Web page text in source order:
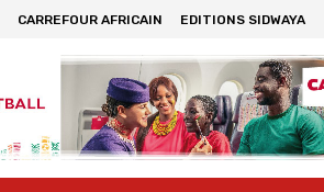
CARREFOUR AFRICAIN EDITIONS SIDWAYA